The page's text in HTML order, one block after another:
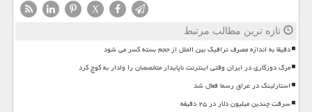
X
تازه ترین مطالب مرتبط
دقیقا به اندازه مصرف ترافیک بین الملل از حجم بسته کسر می شود
مرگ دورکاری در ایران وقتی اینترنت ناپایدار متخصصان را وادار به کوچ کرد
استارلینک در عراق رسما فعال شد
سرقت چندین میلیون دلار در ۲۵ دقیقه